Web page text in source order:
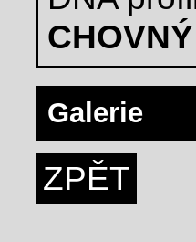
CHOVNÝ
Galerie
ZPĚT